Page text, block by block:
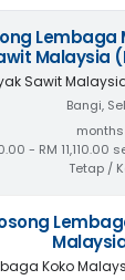
Lembaga
Malaysia
Sawit Malaysia
Bangi,
- RM 11,110.00
Tetap /
Koko